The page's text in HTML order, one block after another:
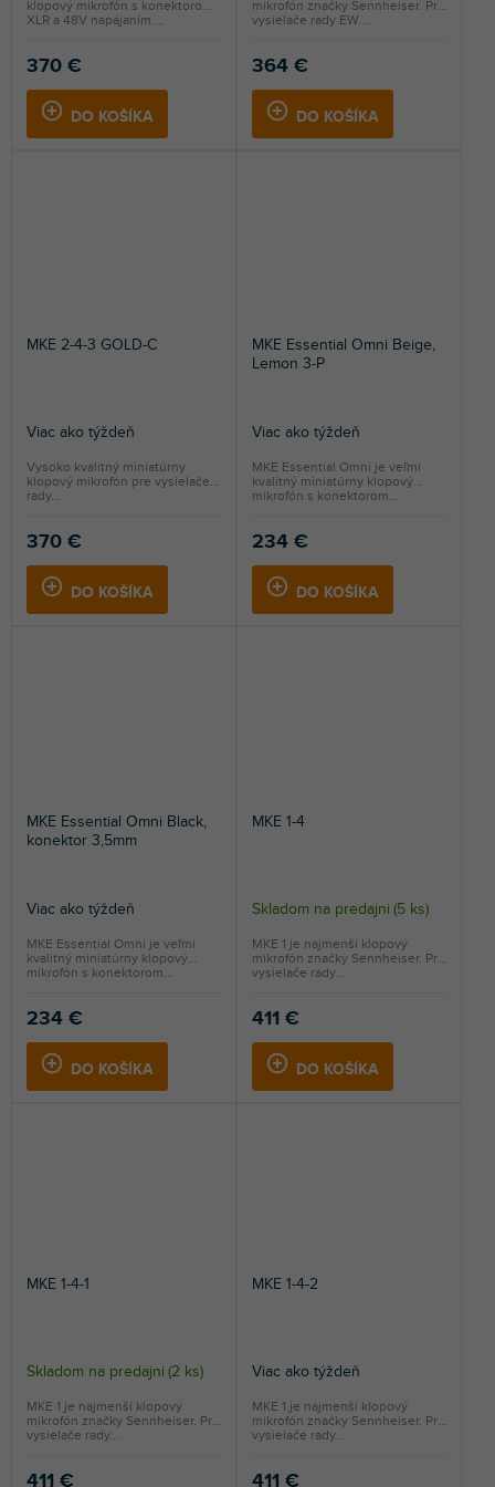
370 €
DO KOŠÍKA
klopový mikrofón s konektorom
XLR a 48V napájaním....
364 €
DO KOŠÍKA
mikrofón značky Sennheiser. Pre
vysielače rady EW....
MKE 2-4-3 GOLD-C
Viac ako týždeň
370 €
DO KOŠÍKA
Vysoko kvalitný miniatúrny
klopový mikrofón pre vysielače
rady...
MKE Essential Omni Beige,
Lemon 3-P
Viac ako týždeň
234 €
DO KOŠÍKA
MKE Essential Omni je veľmi
kvalitný miniatúrny klopový
mikrofón s konektorom...
MKE Essential Omni Black,
konektor 3,5mm
Viac ako týždeň
234 €
DO KOŠÍKA
MKE Essential Omni je veľmi
kvalitný miniatúrny klopový
mikrofón s konektorom...
MKE 1-4
Skladom na predajni (5 ks)
411 €
DO KOŠÍKA
MKE 1 je najmenší klopový
mikrofón značky Sennheiser. Pre
vysielače rady...
MKE 1-4-1
Skladom na predajni (2 ks)
411 €
MKE 1 je najmenší klopový
mikrofón značky Sennheiser. Pre
vysielače rady...
MKE 1-4-2
Viac ako týždeň
411 €
MKE 1 je najmenší klopový
mikrofón značky Sennheiser. Pre
vysielače rady...